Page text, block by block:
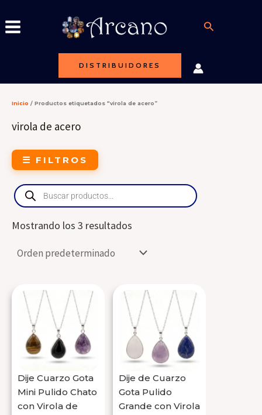
al
Buscar
DISTRIBUIDORES
Inicio / Productos etiquetados “virola de acero”
virola de acero
☰ FILTROS
Products
search
Mostrando los 3 resultados
Dije Cuarzo Gota
Mini Pulido Chato
con Virola de
Este
producto
tiene
varias
variantes.
Las
opciones
se
Dije de Cuarzo
Gota Pulido
Grande con Virola
Este
producto
tiene
varias
variantes.
Las
opciones
se